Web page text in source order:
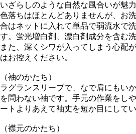
いざらしのような自然な風合いが魅力
色落ちはほとんどありませんが、お
合はネットに入れて単品で弱流水で
す。蛍光増白剤、漂白剤成分を含む
また、深くシワが入ってしまう心配
はお控えください。
（袖のかたち）
ラグランスリーブで、なで肩にもい
を問わない袖です。手元の作業をし
ートよりあえて袖丈を短か目にしてい
（襟元のかたち）